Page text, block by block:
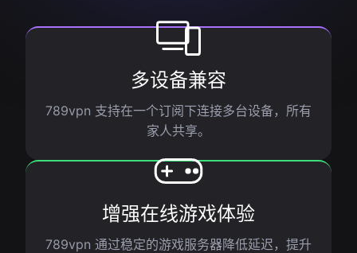
多设备兼容
789vpn 支持在一个订阅下连接多台设备，所有
家人共享。
增强在线游戏体验
789vpn 通过稳定的游戏服务器降低延迟，提升